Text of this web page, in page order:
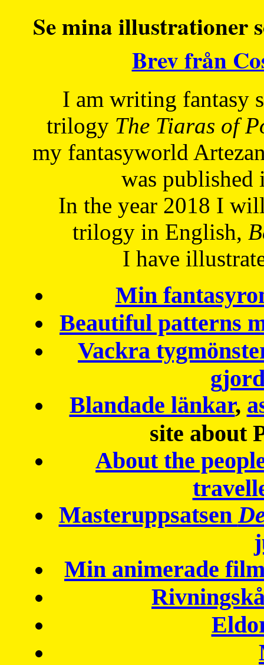
Se mina illustrationer
Brev från
I am writing fantasy
trilogy The Tiaras of
my fantasyworld
was published
In the year 2018 I
trilogy in English,
I have
Min
Beautiful patterns
Vackra
Blandade länkar,
site about
About the
Masteruppsatsen
Min animerade